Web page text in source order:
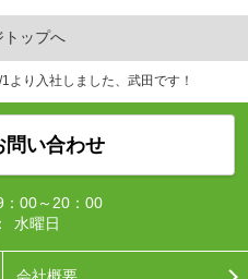
トップへ
1より入社しました、武田です！
問い合わせ
：00～20：00
水曜日
会社概要